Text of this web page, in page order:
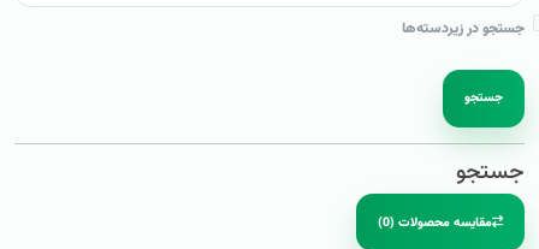
جستجو در زیردسته‌ها
جستجو
جستجو
مقایسه محصولات (0)